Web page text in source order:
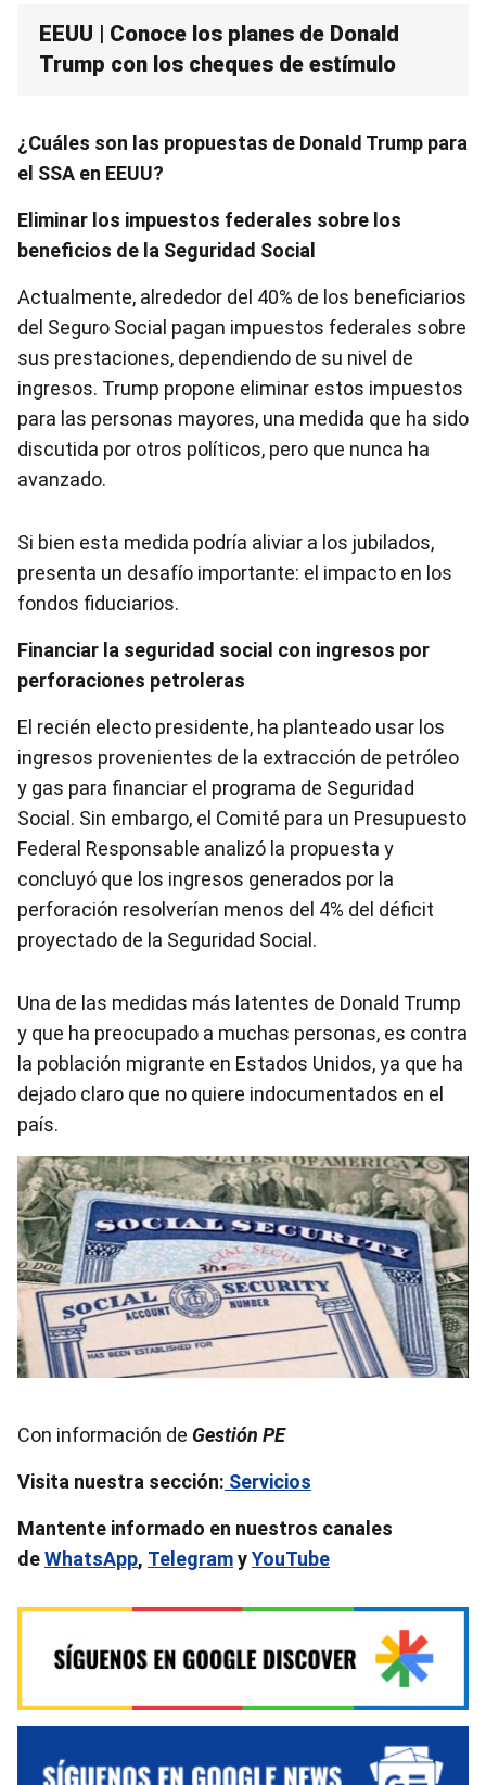
EEUU | Conoce los planes de Donald
Trump con los cheques de estímulo
¿Cuáles son las propuestas de Donald Trump para
el SSA en EEUU?
Eliminar los impuestos federales sobre los
beneficios de la Seguridad Social
Actualmente, alrededor del 40% de los beneficiarios
del Seguro Social pagan impuestos federales sobre
sus prestaciones, dependiendo de su nivel de
ingresos. Trump propone eliminar estos impuestos
para las personas mayores, una medida que ha sido
discutida por otros políticos, pero que nunca ha
avanzado.
Si bien esta medida podría aliviar a los jubilados,
presenta un desafío importante: el impacto en los
fondos fiduciarios.
Financiar la seguridad social con ingresos por
perforaciones petroleras
El recién electo presidente, ha planteado usar los
ingresos provenientes de la extracción de petróleo
y gas para financiar el programa de Seguridad
Social. Sin embargo, el Comité para un Presupuesto
Federal Responsable analizó la propuesta y
concluyó que los ingresos generados por la
perforación resolverían menos del 4% del déficit
proyectado de la Seguridad Social.
Una de las medidas más latentes de Donald Trump
y que ha preocupado a muchas personas, es contra
la población migrante en Estados Unidos, ya que ha
dejado claro que no quiere indocumentados en el
país.
Con información de Gestión PE
Visita nuestra sección: Servicios
Mantente informado en nuestros canales
deWhatsApp, TelegramyYouTube